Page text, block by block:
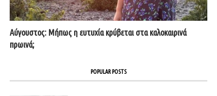
Αύγουστος: Μήπως η ευτυχία κρύβεται στα καλοκαιρινά
πρωινά;
POPULAR POSTS